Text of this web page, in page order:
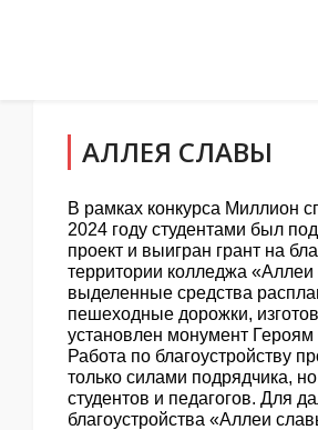
АЛЛЕЯ СЛАВЫ
В рамках конкурса Миллион
2024 году студентами был
проект и выигран грант на
территории колледжа
выделенные средства
пешеходные дорожки,
установлен монумент Героям
Работа по благоустройству
только силами подрядчика,
студентов и педагогов. Для
благоустройства «Аллеи